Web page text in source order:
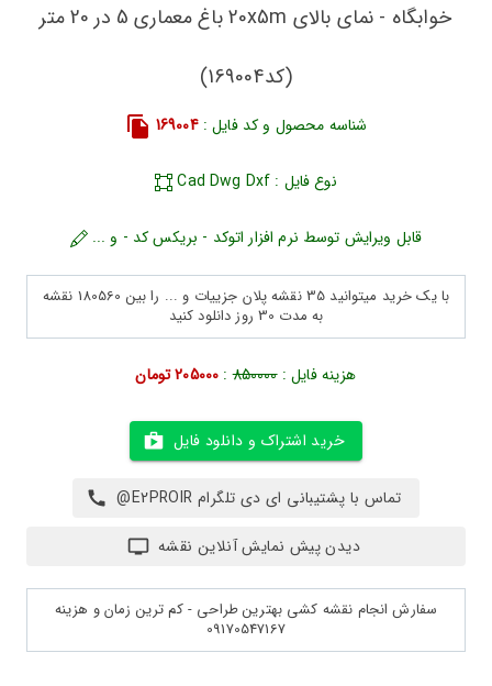
خوابگاه - نمای بالای 20x5m باغ معماری 5 در 20 متر
(کد169004)
شناسه محصول و کد فایل :169004
نوع فایل : Cad Dwg Dxf
قابل ویرایش توسط نرم افزار اتوکد - بریکس کد - و ...
با یک خرید میتوانید 35 نقشه پلان جزییات و ... را بین 180560 نقشه
به مدت 30 روز دانلود کنید
هزینه فایل :850000
: 205000 تومان
خرید اشتراک و دانلود فایل
تماس با پشتیبانی ای دی تلگرام E2PROIR@
دیدن پیش نمایش آنلاین نقشه
سفارش انجام نقشه کشی بهترین طراحی - کم ترین زمان و هزینه
09170547167